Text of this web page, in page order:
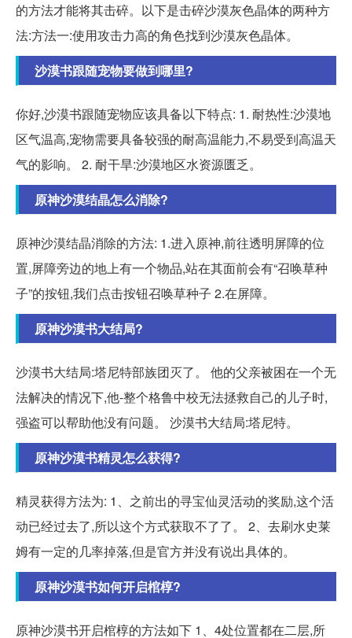
的方法才能将其击碎。以下是击碎沙漠灰色晶体的两种方
法:方法一:使用攻击力高的角色找到沙漠灰色晶体。
沙漠书跟随宠物要做到哪里?
你好,沙漠书跟随宠物应该具备以下特点: 1. 耐热性:沙漠地
区气温高,宠物需要具备较强的耐高温能力,不易受到高温天
气的影响。 2. 耐干旱:沙漠地区水资源匮乏。
原神沙漠结晶怎么消除?
原神沙漠结晶消除的方法: 1.进入原神,前往透明屏障的位
置,屏障旁边的地上有一个物品,站在其面前会有“召唤草种
子”的按钮,我们点击按钮召唤草种子 2.在屏障。
原神沙漠书大结局?
沙漠书大结局:塔尼特部族团灭了。 他的父亲被困在一个无
法解决的情况下,他-整个格鲁中校无法拯救自己的儿子时,
强盗可以帮助他没有问题。 沙漠书大结局:塔尼特。
原神沙漠书精灵怎么获得?
精灵获得方法为: 1、之前出的寻宝仙灵活动的奖励,这个活
动已经过去了,所以这个方式获取不了了。 2、去刷水史莱
姆有一定的几率掉落,但是官方并没有说出具体的。
原神沙漠书如何开启棺椁?
原神沙漠书开启棺椁的方法如下 1、4处位置都在二层,所